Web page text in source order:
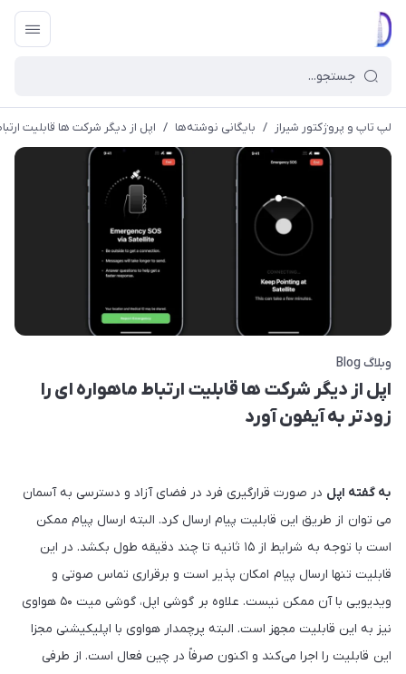
لپ تاپ و پروژکتور شیراز / بایگانی نوشته‌ها / اپل از دیگر شرکت ها قابلیت
وبلاگ Blog
اپل از دیگر شرکت ها قابلیت ارتباط ماهواره ای را
زودتر به آیفون آورد
به گفته اپل در صورت قرارگیری فرد در فضای آزاد و دسترسی به آسمان
می توان از طریق این قابلیت پیام ارسال کرد. البته ارسال پیام ممکن
است با توجه به شرایط از ۱۵ ثانیه تا چند دقیقه طول بکشد. در این
قابلیت تنها ارسال پیام امکان پذیر است و برقراری تماس صوتی و
ویدیویی با آن ممکن نیست. علاوه بر گوشی اپل، گوشی میت ۵۰ هواوی
نیز به این قابلیت مجهز است. البته پرچمدار هواوی با اپلیکیشنی مجزا
این قابلیت را اجرا می‌کند و اکنون صرفاً در چین فعال است. از طرفی